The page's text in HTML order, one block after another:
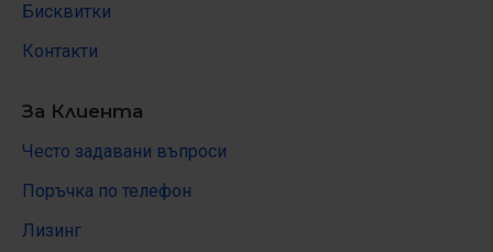
Бисквитки
Контакти
За Клиента
Често задавани въпроси
Поръчка по телефон
Лизинг